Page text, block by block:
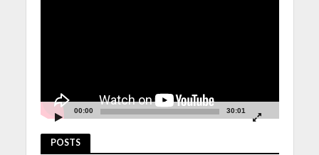
00:00 30:01
POSTS